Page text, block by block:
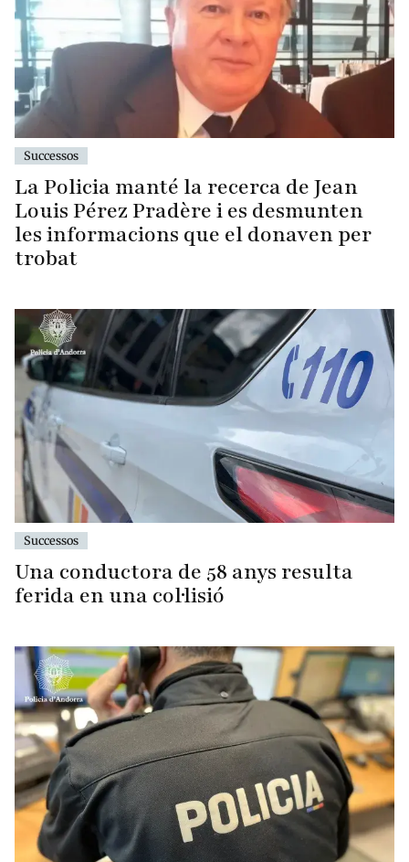
Successos
La Policia manté la recerca de Jean
Louis Pérez Pradère i es desmunten
les informacions que el donaven per
trobat
Successos
Una conductora de 58 anys resulta
ferida en una col·lisió